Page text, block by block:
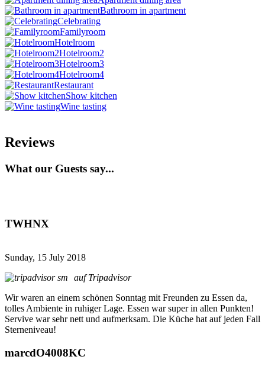
Bathroom in apartment
Celebrating
Familyroom
Hotelroom
Hotelroom2
Hotelroom3
Hotelroom4
Restaurant
Show kitchen
Wine tasting
Reviews
What our Guests say...
TWHNX
Sunday, 15 July 2018
auf Tripadvisor
Wir waren an einem schönen Sonntag mit Freunden zu Essen da,
tolles Ambiente in ruhiger Lage. Essen war super in allen Punkten!
Servive war sehr nett und aufmerksam. Die Küche hat auf jeden Fall
Sterneniveau!
marcdO4008KC